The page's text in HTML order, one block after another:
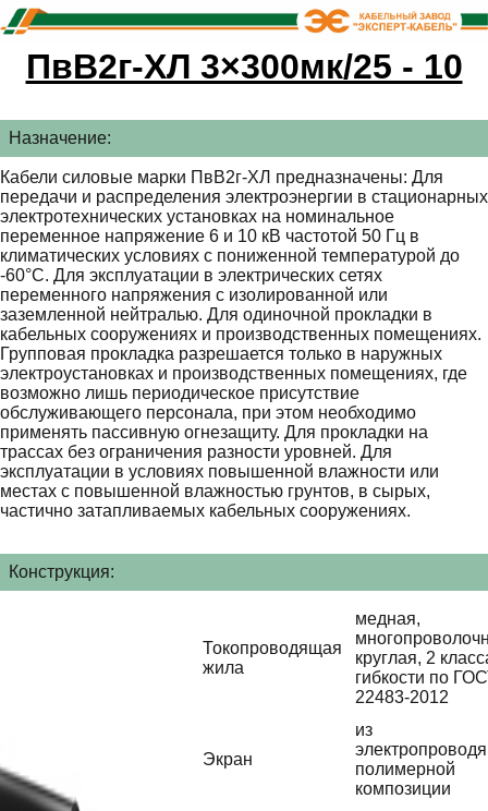
ПвВ2г-ХЛ 3×300мк/25 - 10
Назначение:
Кабели силовые марки ПвВ2г-ХЛ предназначены: Для
передачи и распределения электроэнергии в стационарных
электротехнических установках на номинальное
переменное напряжение 6 и 10 кВ частотой 50 Гц в
климатических условиях с пониженной температурой до
-60°С. Для эксплуатации в электрических сетях
переменного напряжения с изолированной или
заземленной нейтралью. Для одиночной прокладки в
кабельных сооружениях и производственных помещениях.
Групповая прокладка разрешается только в наружных
электроустановках и производственных помещениях, где
возможно лишь периодическое присутствие
обслуживающего персонала, при этом необходимо
применять пассивную огнезащиту. Для прокладки на
трассах без ограничения разности уровней. Для
эксплуатации в условиях повышенной влажности или
местах с повышенной влажностью грунтов, в сырых,
частично затапливаемых кабельных сооружениях.
Конструкция:
Токопроводящая
жила
медная,
круглая, 2
гибкости по
22483-2012
Экран
из
полимерной
композиции